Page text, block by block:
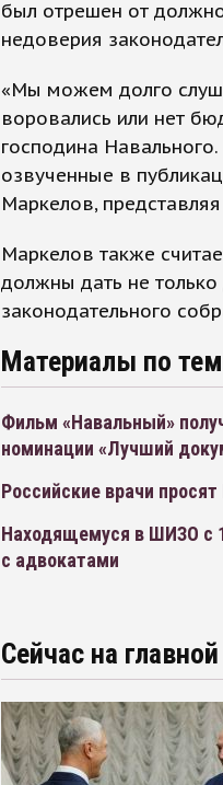
был отрешен от
недоверия
«Мы можем долго
воровались или нет
господина
озвученные в
Маркелов,
Маркелов также
должны дать не
законодательного
Материалы по
Фильм «Навальный»
номинации «Лучший
Российские врачи
Находящемуся в ШИЗО с
с адвокатами
Сейчас на главной